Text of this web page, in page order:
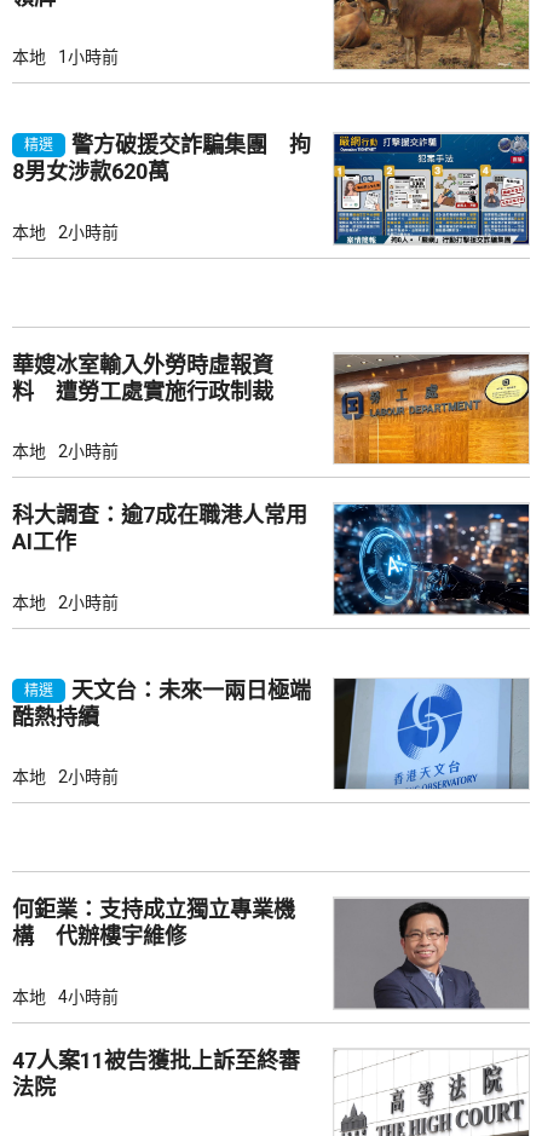
本地 1小時前
精選
警方破援交詐騙集團 拘
8男女涉款620萬
本地 2小時前
華嫂冰室輸入外勞時虛報資
料 遭勞工處實施行政制裁
本地 2小時前
科大調查：逾7成在職港人常用
AI工作
本地 2小時前
精選
天文台：未來一兩日極端
酷熱持續
本地 2小時前
何鉅業：支持成立獨立專業機
構 代辦樓宇維修
本地 4小時前
47人案11被告獲批上訴至終審
法院